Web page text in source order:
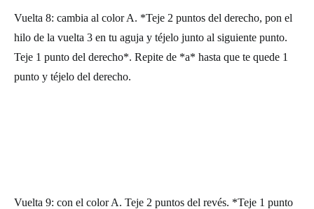
Vuelta 8: cambia al color A. *Teje 2 puntos del derecho, pon el
hilo de la vuelta 3 en tu aguja y téjelo junto al siguiente punto.
Teje 1 punto del derecho*. Repite de *a* hasta que te quede 1
punto y téjelo del derecho.
Vuelta 9: con el color A. Teje 2 puntos del revés. *Teje 1 punto